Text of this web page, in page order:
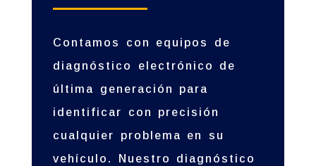
Contamos con equipos de
diagnóstico electrónico de
última generación para
identificar con precisión
cualquier problema en su
vehículo. Nuestro diagnóstico